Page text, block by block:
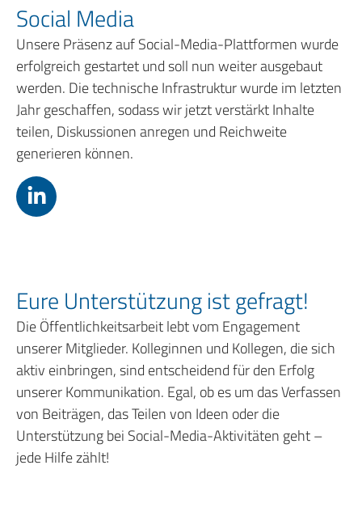
Social Media
Unsere Präsenz auf Social-Media-Plattformen wurde
erfolgreich gestartet und soll nun weiter ausgebaut
werden. Die technische Infrastruktur wurde im letzten
Jahr geschaffen, sodass wir jetzt verstärkt Inhalte
teilen, Diskussionen anregen und Reichweite
generieren können.
Eure Unterstützung ist gefragt!
Die Öffentlichkeitsarbeit lebt vom Engagement
unserer Mitglieder. Kolleginnen und Kollegen, die sich
aktiv einbringen, sind entscheidend für den Erfolg
unserer Kommunikation. Egal, ob es um das Verfassen
von Beiträgen, das Teilen von Ideen oder die
Unterstützung bei Social-Media-Aktivitäten geht –
jede Hilfe zählt!